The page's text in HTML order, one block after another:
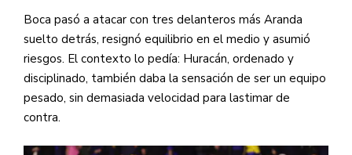
Boca pasó a atacar con tres delanteros más Aranda
suelto detrás, resignó equilibrio en el medio y asumió
riesgos. El contexto lo pedía: Huracán, ordenado y
disciplinado, también daba la sensación de ser un equipo
pesado, sin demasiada velocidad para lastimar de
contra.